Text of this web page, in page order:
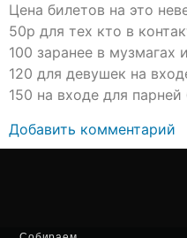
Цена билетов на это
50р для тех кто в
100 заранее в музмагах
120 для девушек на
150 на входе для парней
Добавить комментарий